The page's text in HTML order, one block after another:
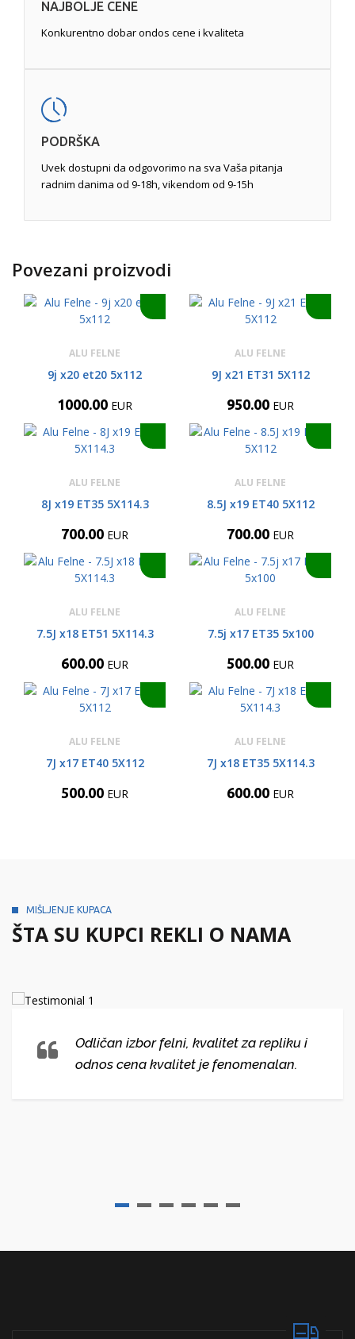
NAJBOLJE CENE
Konkurentno dobar ondos cene i kvaliteta
PODRŠKA
Uvek dostupni da odgovorimo na sva Vaša pitanja
radnim danima od 9-18h, vikendom od 9-15h
Povezani proizvodi
ALU FELNE
9j x20 et20 5x112
1000.00 EUR
ALU FELNE
9J x21 ET31 5X112
950.00 EUR
ALU FELNE
8J x19 ET35 5X114.3
700.00 EUR
ALU FELNE
8.5J x19 ET40 5X112
700.00 EUR
ALU FELNE
7.5J x18 ET51 5X114.3
600.00 EUR
ALU FELNE
7.5j x17 ET35 5x100
500.00 EUR
ALU FELNE
7J x17 ET40 5X112
500.00 EUR
ALU FELNE
7J x18 ET35 5X114.3
600.00 EUR
MIŠLJENJE KUPACA
ŠTA SU KUPCI REKLI O NAMA
Odličan izbor felni, kvalitet za repliku i
odnos cena kvalitet je fenomenalan.